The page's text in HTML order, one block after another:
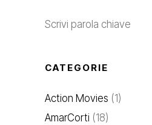
CATEGORIE
Action Movies (1)
AmarCorti (18)